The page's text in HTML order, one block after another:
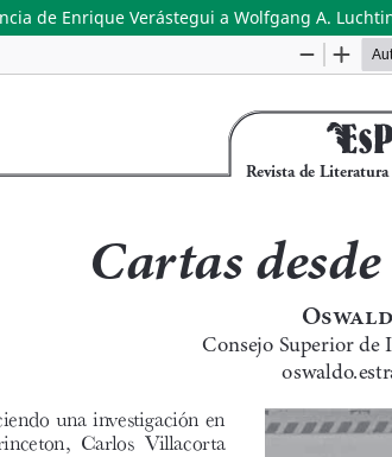
de Enrique Verástegui a Wolfgang A.